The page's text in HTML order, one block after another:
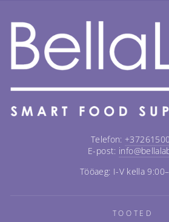
Telefon:
E-post:
Tööaeg: I-V kella
TOOTED